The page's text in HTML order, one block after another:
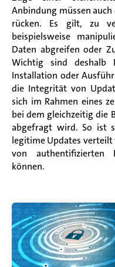
Anbindung müssen auch
rücken. Es gilt, zu
beispielsweise
Daten abgreifen oder
Wichtig sind deshalb
Installation oder
die Integrität von
sich im Rahmen eines
bei dem gleichzeitig die
abgefragt wird. So ist
legitime Updates verteilt
von authentifizierten
können.